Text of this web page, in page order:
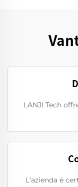
LANJI Tech
L'azienda è